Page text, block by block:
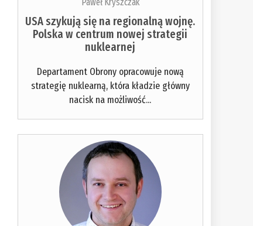
USA szykują się na regionalną wojnę.
Polska w centrum nowej strategii
nuklearnej
Departament Obrony opracowuje nową
strategię nuklearną, która kładzie główny
nacisk na możliwość...